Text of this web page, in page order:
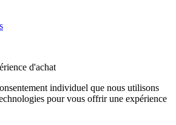
d'achat
individuel que nous utilisons
pour vous offrir une expérience